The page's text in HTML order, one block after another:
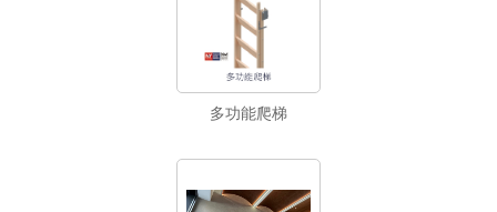
多功能爬梯